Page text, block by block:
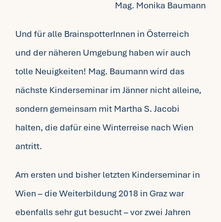
Mag. Monika Baumann
Und für alle BrainspotterInnen in Österreich
und der näheren Umgebung haben wir auch
tolle Neuigkeiten! Mag. Baumann wird das
nächste Kinderseminar im Jänner nicht alleine,
sondern gemeinsam mit Martha S. Jacobi
halten, die dafür eine Winterreise nach Wien
antritt.
Am ersten und bisher letzten Kinderseminar in
Wien – die Weiterbildung 2018 in Graz war
ebenfalls sehr gut besucht – vor zwei Jahren